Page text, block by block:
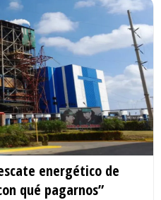
energético de
qué pagarnos”